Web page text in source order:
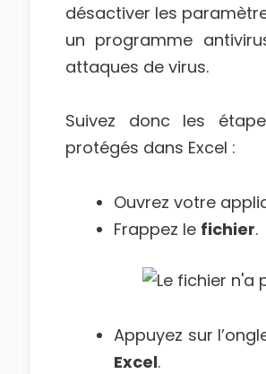
désactiver les
un programme
attaques de virus.
Suivez donc les
protégés dans Excel :
Ouvrez votre
Frappez le fichier.
Appuyez sur
Excel.